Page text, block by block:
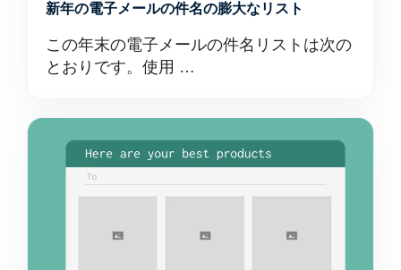
新年の電子メールの件名の膨大なリスト
この年末の電子メールの件名リストは次の
とおりです。使用 …